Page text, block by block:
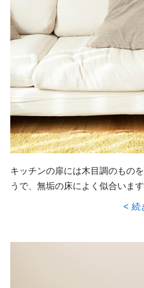
キッチンの扉には木目調のもの
うで、無垢の床によく似合いま
チンの足元を浮かせ、奥の収納
続